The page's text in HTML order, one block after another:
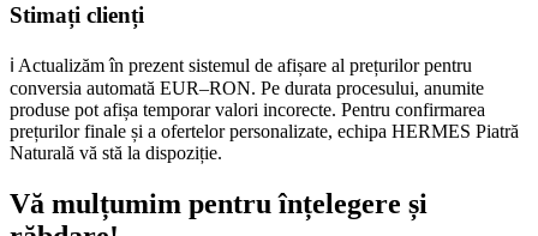
Stimați clienți
ℹ️ Actualizăm în prezent sistemul de afișare al prețurilor pentru
conversia automată EUR–RON. Pe durata procesului, anumite
produse pot afișa temporar valori incorecte. Pentru confirmarea
prețurilor finale și a ofertelor personalizate, echipa HERMES Piatră
Naturală vă stă la dispoziție.
Vă mulțumim pentru înțelegere și